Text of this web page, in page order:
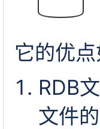
它的优
RDB
文件